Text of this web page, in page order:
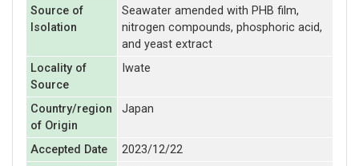
Source of
Isolation
Seawater amended with PHB film,
nitrogen compounds, phosphoric acid,
and yeast extract
Locality of
Source
Iwate
Country/region
of Origin
Japan
Accepted Date
2023/12/22